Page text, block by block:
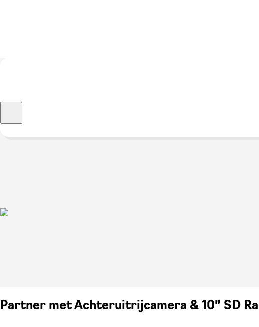
Partner met Achteruitrijcamera & 10” SD